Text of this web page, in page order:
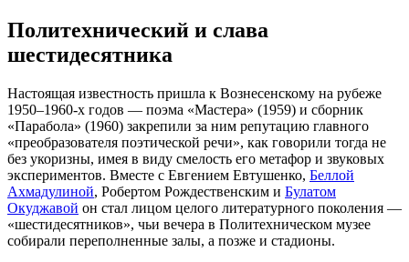
Политехнический и слава
шестидесятника
Настоящая известность пришла к Вознесенскому на рубеже
1950–1960-х годов — поэма «Мастера» (1959) и сборник
«Парабола» (1960) закрепили за ним репутацию главного
«преобразователя поэтической речи», как говорили тогда не
без укоризны, имея в виду смелость его метафор и звуковых
экспериментов. Вместе с Евгением Евтушенко, Беллой
Ахмадулиной, Робертом Рождественским и Булатом
Окуджавой он стал лицом целого литературного поколения —
«шестидесятников», чьи вечера в Политехническом музее
собирали переполненные залы, а позже и стадионы.